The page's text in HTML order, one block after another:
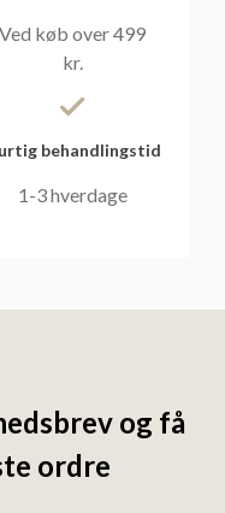
Ved køb over 499
kr.
behandlingstid
1-3 hverdage
og få
ordre